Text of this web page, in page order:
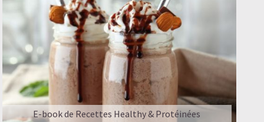
E-book de Recettes Healthy & Protéinées